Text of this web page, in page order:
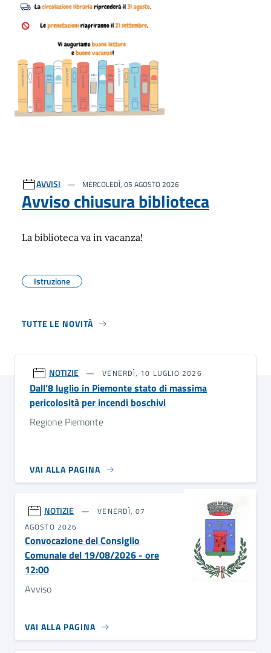
AVVISI MERCOLEDÌ, 05 AGOSTO 2026
Avviso chiusura biblioteca
La biblioteca va in vacanza!
Istruzione
TUTTE LE NOVITÀ
NOTIZIE VENERDÌ, 10 LUGLIO 2026
Dall’8 luglio in Piemonte stato di massima
pericolosità per incendi boschivi
Regione Piemonte
VAI ALLA PAGINA
NOTIZIE
VENERDÌ, 07
AGOSTO 2026
Convocazione del Consiglio
Comunale del 19/08/2026 - ore
12:00
Avviso
VAI ALLA PAGINA